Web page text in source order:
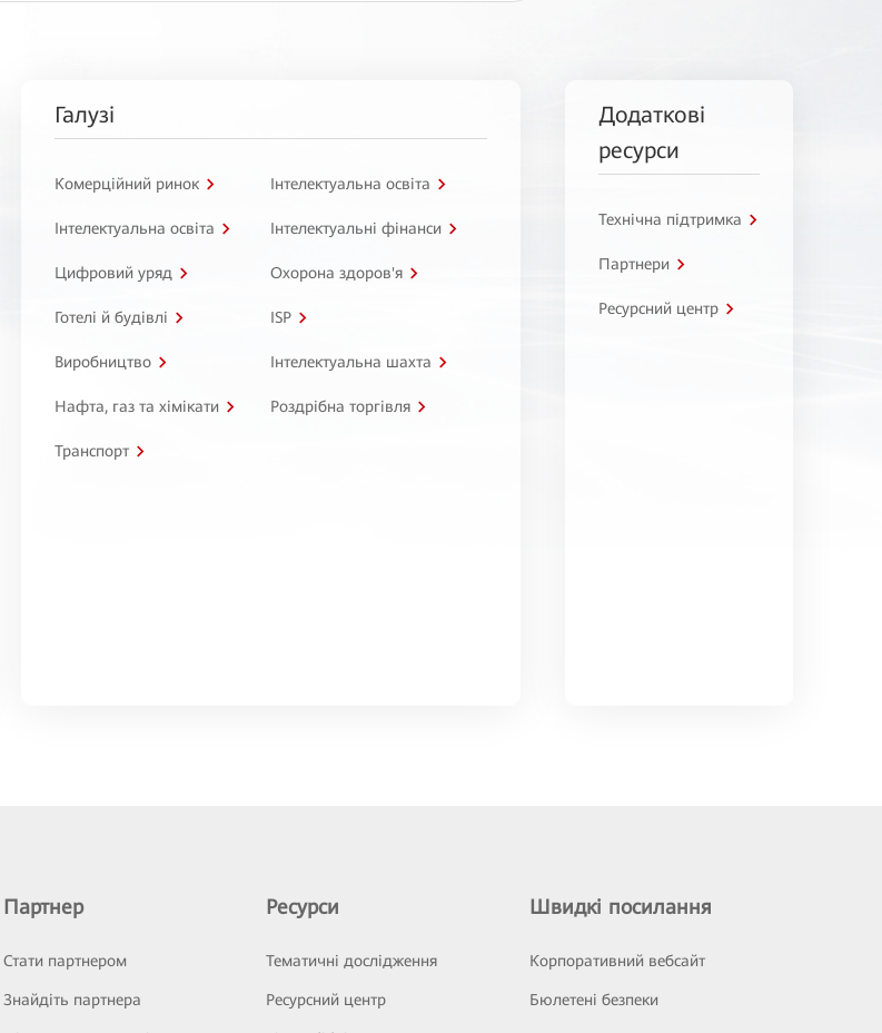
Галузі
Комерційний ринок Інтелектуальна освіта
Інтелектуальна освіта Інтелектуальні фінанси
Цифровий уряд Охорона здоров'я
Готелі й будівлі ISP
Виробництво Інтелектуальна шахта
Нафта, газ та хімікати Роздрібна торгівля
Транспорт
Додаткові
ресурси
Технічна підтримка
Партнери
Ресурсний центр
Партнер
Стати партнером
Знайдіть партнера
Ресурси
Тематичні дослідження
Ресурсний центр
Швидкі посилання
Корпоративний вебсайт
Бюлетені безпеки